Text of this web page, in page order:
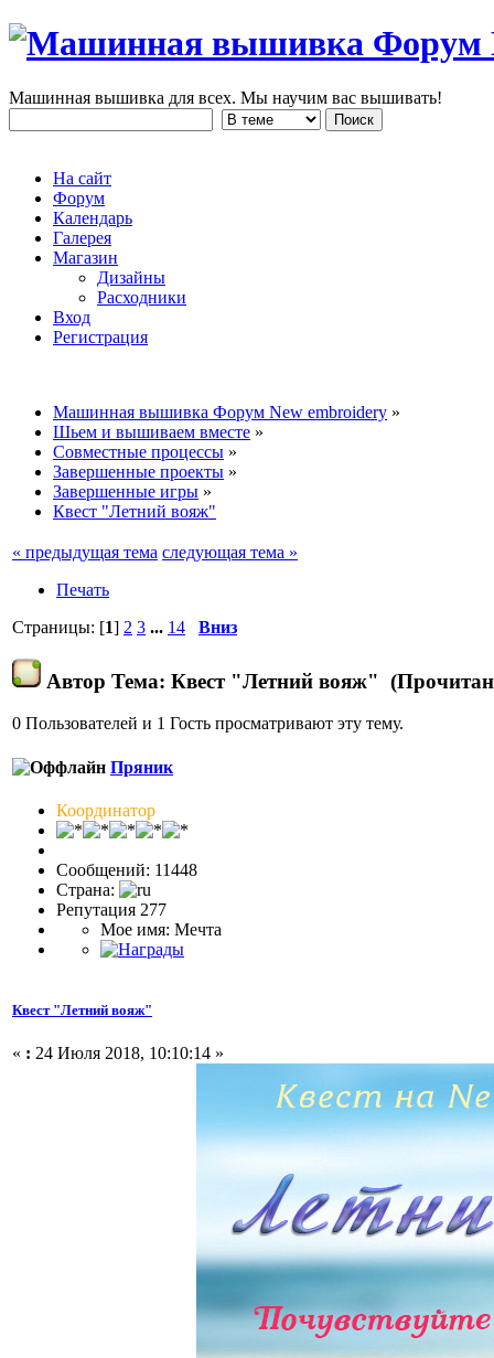
Машинная вышивка для всех. Мы научим вас вышивать!
На сайт
Форум
Календарь
Галерея
Магазин
Дизайны
Расходники
Вход
Регистрация
Машинная вышивка Форум New embroidery »
Шьем и вышиваем вместе »
Совместные процессы »
Завершенные проекты »
Завершенные игры »
Квест "Летний вояж"
« предыдущая тема следующая тема »
Печать
Страницы: [1] 2 3 ... 14 Вниз
Автор Тема: Квест "Летний вояж"
0 Пользователей и 1 Гость просматривают эту тему.
Пряник
Координатор
Сообщений: 11448
Страна:
Репутация 277
Мое имя: Мечта
Квест "Летний вояж"
« : 24 Июля 2018, 10:10:14 »